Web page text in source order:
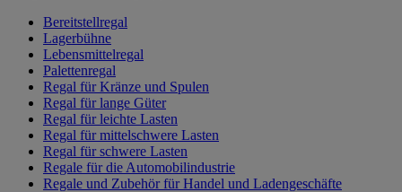
Bereitstellregal
Lagerbühne
Lebensmittelregal
Palettenregal
Regal für Kränze und Spulen
Regal für lange Güter
Regal für leichte Lasten
Regal für mittelschwere Lasten
Regal für schwere Lasten
Regale für die Automobilindustrie
Regale und Zubehör für Handel und Ladengeschäfte